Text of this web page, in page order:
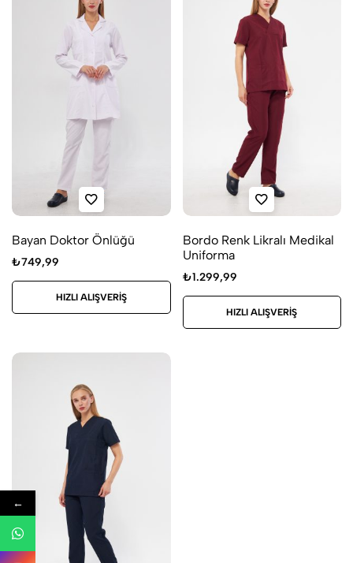
Bayan Doktor Önlüğü
₺749,99
HIZLI ALIŞVERIŞ
Bordo Renk Likralı Medikal
Uniforma
₺1.299,99
HIZLI ALIŞVERIŞ
←